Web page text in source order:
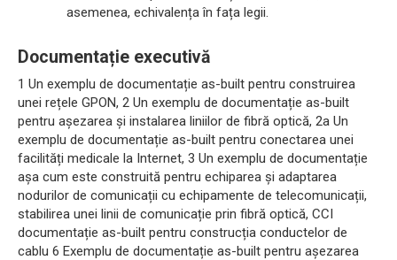
asemenea, echivalența în fața legii.
Documentație executivă
1 Un exemplu de documentație as-built pentru construirea
unei rețele GPON, 2 Un exemplu de documentație as-built
pentru așezarea și instalarea liniilor de fibră optică, 2а Un
exemplu de documentație as-built pentru conectarea unei
facilități medicale la Internet, 3 Un exemplu de documentație
așa cum este construită pentru echiparea și adaptarea
nodurilor de comunicații cu echipamente de telecomunicații,
stabilirea unei linii de comunicație prin fibră optică, CCI
documentație as-built pentru construcția conductelor de
cablu 6 Exemplu de documentație as-built pentru așezarea